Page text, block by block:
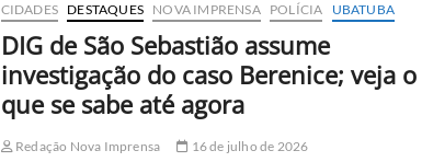
e
SP
CIDADES DESTAQUES NOVA IMPRENSA POLÍCIA UBATUBA
DIG de São Sebastião assume
investigação do caso Berenice; veja o
que se sabe até agora
Redação Nova Imprensa
16 de julho de 2026